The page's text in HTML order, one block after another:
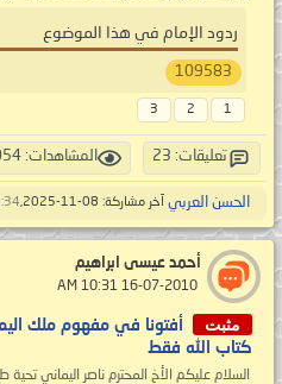
ردود الإمام في هذا الموضوع
109583
1
2
3
تعليقات: 23 المشاهدات: 290,054
الحسن العربي آخر مشاركة: 08-11-2025, PM
أحمد عيسى ابراهيم
مثبت
أفتونا في مفهوم ملك
كتاب الله فقط
السلام عليكم الأخ المحترم ناصر اليماني